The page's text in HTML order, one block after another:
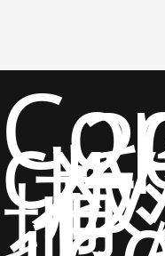
有
地